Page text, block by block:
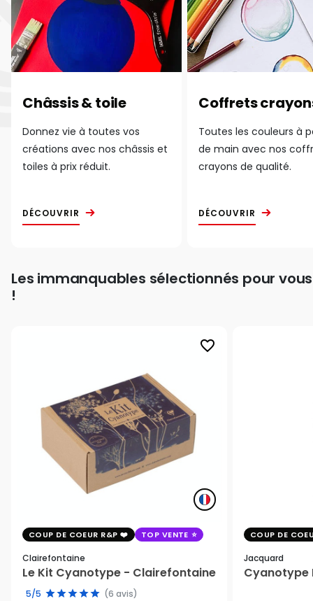
Châssis & toile
Donnez vie à toutes vos
créations avec nos châssis et
toiles à prix réduit.
DÉCOUVRIR
Coffrets
Toutes les couleurs à
de main avec nos
crayons de qualité.
DÉCOUVRIR
Les immanquables sélectionnés pour vous
!
favorite_border
COUP DE COEUR R&P TOP VENTE
Clairefontaine
Le Kit Cyanotype - Clairefontaine
5/5 (6 avis)
COUP DE
Jacquard
Cyanotype